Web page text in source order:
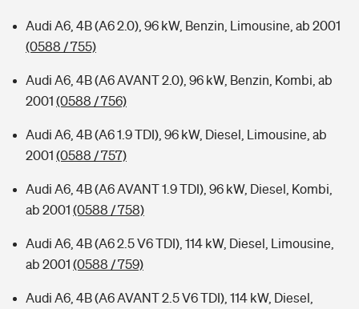
Audi A6, 4B (A6 2.0), 96 kW, Benzin, Limousine, ab 2001
(0588 / 755)
Audi A6, 4B (A6 AVANT 2.0), 96 kW, Benzin, Kombi, ab
2001 (0588 / 756)
Audi A6, 4B (A6 1.9 TDI), 96 kW, Diesel, Limousine, ab
2001 (0588 / 757)
Audi A6, 4B (A6 AVANT 1.9 TDI), 96 kW, Diesel, Kombi,
ab 2001 (0588 / 758)
Audi A6, 4B (A6 2.5 V6 TDI), 114 kW, Diesel, Limousine,
ab 2001 (0588 / 759)
Audi A6, 4B (A6 AVANT 2.5 V6 TDI), 114 kW, Diesel,